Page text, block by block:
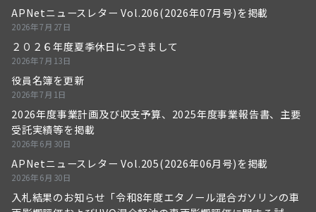
APNetニュースレター Vol.206(2026年07月号)を掲載
2026年7月27日
２０２６年度夏季休日につきまして
2026年7月13日
役員名簿を更新
2026年7月1日
2026年度事業計画及び収支予算、2025年度事業報告書、主要
受託実績等を掲載
2026年6月30日
APNetニュースレター Vol.205(2026年06月号)を掲載
2026年6月30日
入札結果のお知らせ「令和8年度エタノール混合ガソリンの車